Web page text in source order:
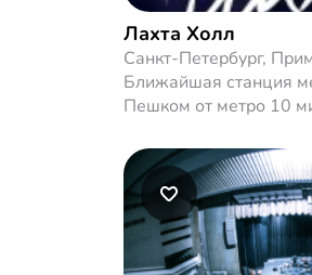
Лахта Холл
Санкт-Петербург,
Ближайшая станция
Пешком от метро 10